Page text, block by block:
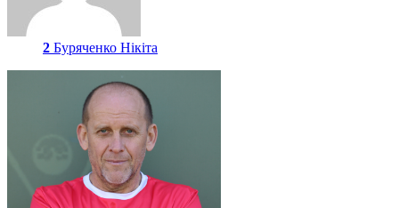
2 Буряченко Нікіта